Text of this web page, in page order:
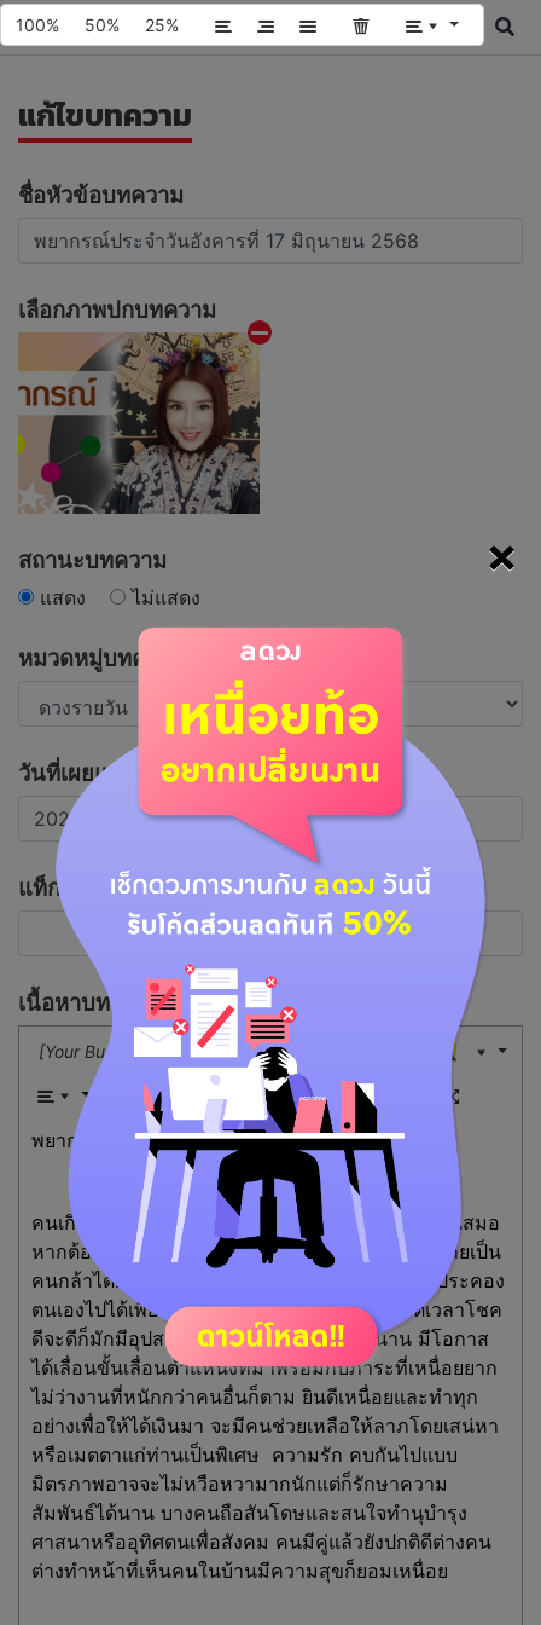
×
แก้ไขบทความ
ชื่อหัวข้อบทความ
เลือกภาพปกบทความ
สถานะบทความ
แสดง ไม่แสดง
หมวดหมู่บทความ
วันที่เผยแพร่บทความ
แท็กที่เกี่ยวข้อง
เนื้อหาบทความ
[Your Button]
พยากรณ์ประจำวันอังคารที่ 17 มิถุนายน 2568
คนเกิดวันนี้มักจะเป็นคนที่ขยันไขว่คว้าหาความรู้อยู่เสมอ
หากต้องการสิ่งใดแล้วต้องทำให้สำเร็จบางครั้งก็กลายเป็น
คนกล้าได้กล้าเสี่ยงไปด้วย ในรอบอายุนี้จะประคับประคอง
ตนเองไปได้เพียงแค่ท่านต้องรู้จักจังหวะของชีวิตเวลาโชค
ดีจะดีก็มักมีอุปสรรคแต่ยามดวงตกก็ตกไม่นาน มีโอกาส
ได้เลื่อนขั้นเลื่อนตำแหน่งที่มาพร้อมกับภาระที่เหนื่อยยาก
ไม่ว่างานที่หนักกว่าคนอื่นก็ตาม ยินดีเหนื่อยและทำทุก
อย่างเพื่อให้ได้เงินมา จะมีคนช่วยเหลือให้ลาภโดยเสน่หา
หรือเมตตาแก่ท่านเป็นพิเศษ ความรัก คบกันไปแบบ
มิตรภาพอาจจะไม่หวือหวามากนักแต่ก็รักษาความ
สัมพันธ์ได้นาน บางคนถือสันโดษและสนใจทำนุบำรุง
ศาสนาหรืออุทิศตนเพื่อสังคม คนมีคู่แล้วยังปกติดีต่างคน
ต่างทำหน้าที่เห็นคนในบ้านมีความสุขก็ยอมเหนื่อย
100% 50% 25%